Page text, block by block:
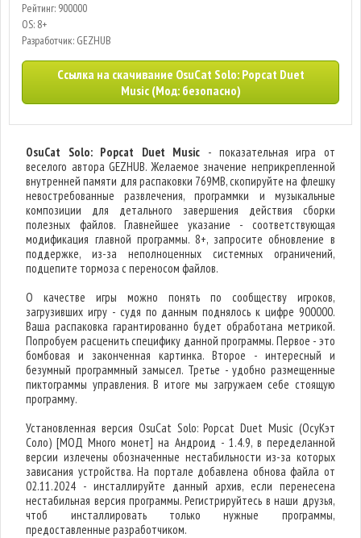
Рейтинг: 900000
OS: 8+
Разработчик: GEZHUB
Ссылка на скачивание OsuCat Solo: Popcat Duet
Music (Мод: безопасно)
OsuCat Solo: Popcat Duet Music - показательная игра от
веселого автора GEZHUB. Желаемое значение неприкрепленной
внутренней памяти для распаковки 769MB, скопируйте на флешку
невостребованные развлечения, программки и музыкальные
композиции для детального завершения действия сборки
полезных файлов. Главнейшее указание - соответствующая
модификация главной программы. 8+, запросите обновление в
поддержке, из-за неполноценных системных ограничений,
подцепите тормоза с переносом файлов.
О качестве игры можно понять по сообществу игроков,
загрузивших игру - судя по данным поднялось к цифре 900000.
Ваша распаковка гарантированно будет обработана метрикой.
Попробуем расценить специфику данной программы. Первое - это
бомбовая и законченная картинка. Второе - интересный и
безумный программный замысел. Третье - удобно размещенные
пиктограммы управления. В итоге мы загружаем себе стоящую
программу.
Установленная версия OsuCat Solo: Popcat Duet Music (ОсуКэт
Соло) [МОД Много монет] на Андроид - 1.4.9, в переделанной
версии излечены обозначенные нестабильности из-за которых
зависания устройства. На портале добавлена обнова файла от
02.11.2024 - инсталлируйте данный архив, если перенесена
нестабильная версия программы. Регистрируйтесь в наши друзья,
чтоб инсталлировать только нужные программы,
предоставленные разработчиком.